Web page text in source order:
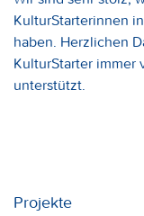
KulturStarterinnen
haben. Herzlichen
KulturStarter immer
unterstützt.
Projekte